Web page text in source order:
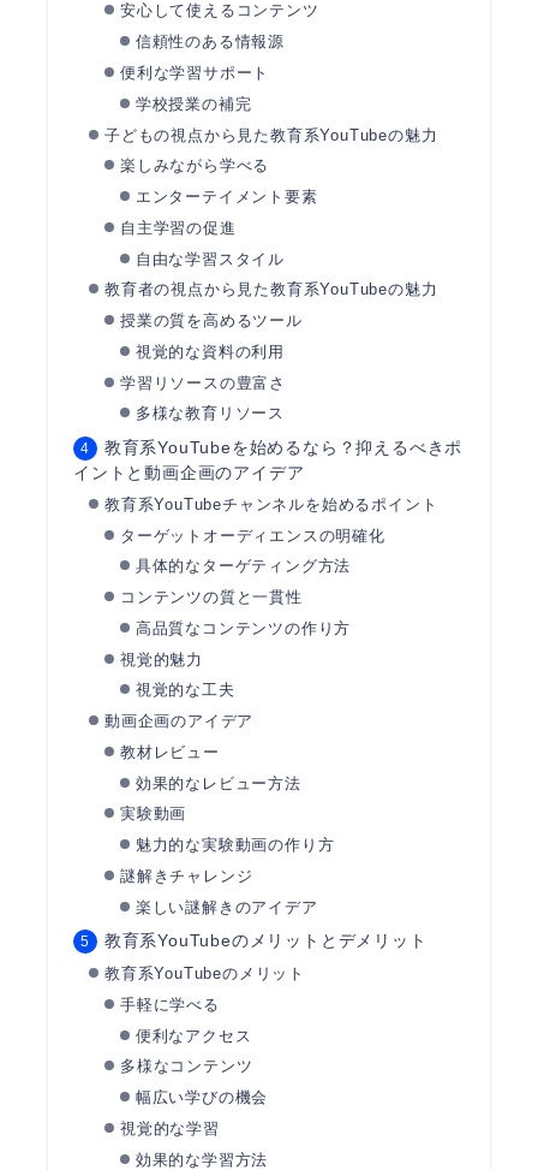
安心して使えるコンテンツ
信頼性のある情報源
便利な学習サポート
学校授業の補完
子どもの視点から見た教育系YouTubeの魅力
楽しみながら学べる
エンターテイメント要素
自主学習の促進
自由な学習スタイル
教育者の視点から見た教育系YouTubeの魅力
授業の質を高めるツール
視覚的な資料の利用
学習リソースの豊富さ
多様な教育リソース
教育系YouTubeを始めるなら？抑えるべきポ
イントと動画企画のアイデア
教育系YouTubeチャンネルを始めるポイント
ターゲットオーディエンスの明確化
具体的なターゲティング方法
コンテンツの質と一貫性
高品質なコンテンツの作り方
視覚的魅力
視覚的な工夫
動画企画のアイデア
教材レビュー
効果的なレビュー方法
実験動画
魅力的な実験動画の作り方
謎解きチャレンジ
楽しい謎解きのアイデア
教育系YouTubeのメリットとデメリット
教育系YouTubeのメリット
手軽に学べる
便利なアクセス
多様なコンテンツ
幅広い学びの機会
視覚的な学習
効果的な学習方法